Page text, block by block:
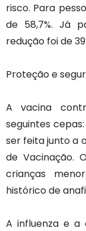
risco. Para
de 58,7%. Já
redução foi de
Proteção e
A vacina
seguintes cepas:
ser feita junto a
de Vacinação.
crianças
histórico de
A influenza e a